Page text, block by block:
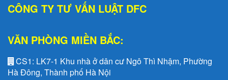
CÔNG TY TƯ VẤN LUẬT DFC
VĂN PHÒNG MIỀN BẮC:
CS1: LK7-1 Khu nhà ở dân cư Ngô Thì Nhậm, Phường
Hà Đông, Thành phố Hà Nội